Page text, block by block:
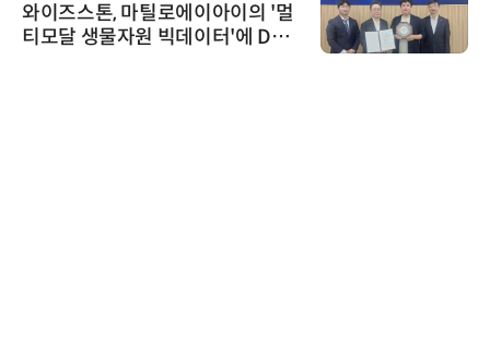
와이즈스톤, 마틸로에이아이의 '멀
티모달 생물자원 빅데이터'에 DQ